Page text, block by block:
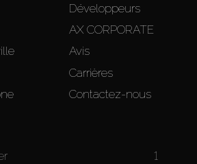
Développeurs
AX CORPORATE
Avis
Carrières
Contactez-nous
1